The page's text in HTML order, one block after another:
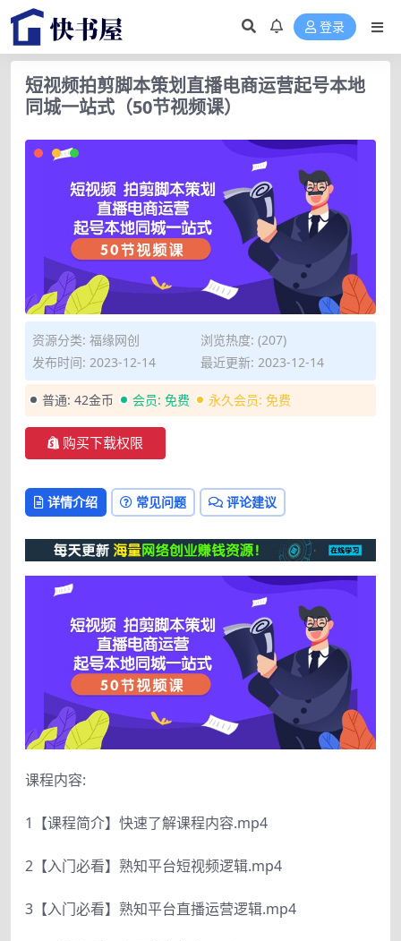
登录
短视频拍剪脚本策划直播电商运营起号本地
同城一站式（50节视频课）
资源分类: 福缘网创
浏览热度: (207)
发布时间: 2023-12-14
最近更新: 2023-12-14
普通: 42金币 会员: 免费 永久会员: 免费
购买下载权限
详情介绍 常见问题 评论建议
课程内容:
1【课程简介】快速了解课程内容.mp4
2【入门必看】熟知平台短视频逻辑.mp4
3【入门必看】熟知平台直播运营逻辑.mp4